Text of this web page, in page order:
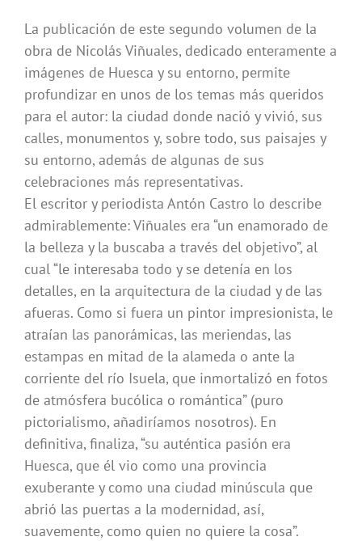
La publicación de este segundo volumen de la
obra de Nicolás Viñuales, dedicado enteramente a
imágenes de Huesca y su entorno, permite
profundizar en unos de los temas más queridos
para el autor: la ciudad donde nació y vivió, sus
calles, monumentos y, sobre todo, sus paisajes y
su entorno, además de algunas de sus
celebraciones más representativas.
El escritor y periodista Antón Castro lo describe
admirablemente: Viñuales era “un enamorado de
la belleza y la buscaba a través del objetivo”, al
cual “le interesaba todo y se detenía en los
detalles, en la arquitectura de la ciudad y de las
afueras. Como si fuera un pintor impresionista, le
atraían las panorámicas, las meriendas, las
estampas en mitad de la alameda o ante la
corriente del río Isuela, que inmortalizó en fotos
de atmósfera bucólica o romántica” (puro
pictorialismo, añadiríamos nosotros). En
definitiva, finaliza, “su auténtica pasión era
Huesca, que él vio como una provincia
exuberante y como una ciudad minúscula que
abrió las puertas a la modernidad, así,
suavemente, como quien no quiere la cosa”.